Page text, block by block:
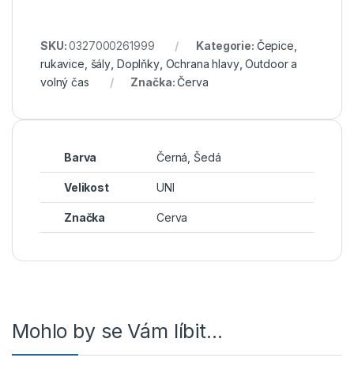
SKU:0327000261999 Kategorie: Čepice,
rukavice, šály Doplňky, Ochrana hlavy,Outdoor a
volný čas
Značka:Červa
Barva Černá, Šedá
Velikost UNI
Značka Cerva
Mohlo by se Vám líbit…